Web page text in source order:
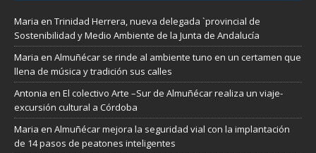
Maria en Trinidad Herrera, nueva delegada `provincial de
Sostenibilidad y Medio Ambiente de la Junta de Andalucía
Maria en Almuñécar se rinde al ambiente tuno en un certamen que
llena de música y tradición sus calles
Antonia en El colectivo Arte –Sur de Almuñécar realiza un viaje-
excursión cultural a Córdoba
Maria en Almuñécar mejora la seguridad vial con la implantación
de 14 pasos de peatones inteligentes